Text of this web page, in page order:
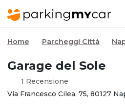
Home Parcheggi Città
Garage del Sole
1 Recensione
Via Francesco Cilea, 75, 80127